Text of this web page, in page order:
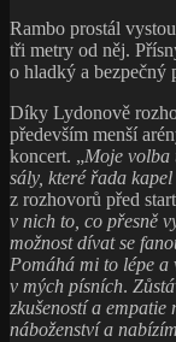
Rambo prostál
tři metry od něj.
o hladký a bezpečný
Díky Lydonově
především menší
koncert. „Moje volba
sály, které řada
z rozhovorů před
v nich to, co přesně
možnost dívat se
Pomáhá mi to lépe a
v mých písních.
zkušeností a
náboženství a